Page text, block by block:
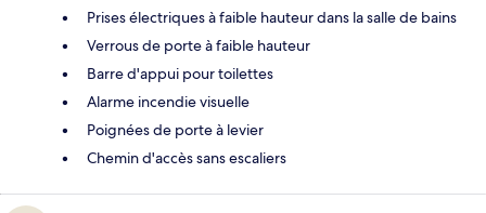
Prises électriques à faible hauteur dans la salle de bains
Verrous de porte à faible hauteur
Barre d'appui pour toilettes
Alarme incendie visuelle
Poignées de porte à levier
Chemin d'accès sans escaliers